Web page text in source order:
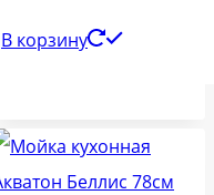
В корзину